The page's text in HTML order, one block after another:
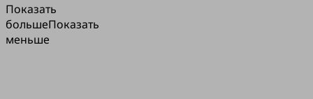
Показать
большеПоказать
меньше